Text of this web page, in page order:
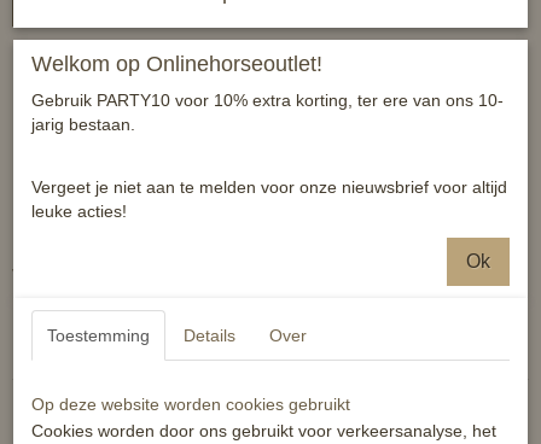
In het schemer de weg op? Zorg dat je goed zichtbaar bent!
Dit voortuig is eenvoudig te bevestigen aan de ringen van je zadel.
reflecterend
Verkrijgbaar in zwart en geel.
Reacties
Welkom op Onlinehorseoutlet!
Gebruik PARTY10 voor 10% extra korting, ter ere van ons 10-
jarig bestaan.
Vergeet je niet aan te melden voor onze nieuwsbrief voor altijd
leuke acties!
Ok
Toestemming Details Over
Op deze website worden cookies gebruikt
Cookies worden door ons gebruikt voor verkeersanalyse, het